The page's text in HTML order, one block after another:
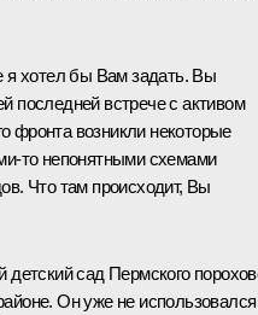
я хотел бы Вам задать. Вы
последней встрече с активом
фронта возникли некоторые
непонятными схемами
Что там происходит, Вы
сад Пермского
Он уже не использовался